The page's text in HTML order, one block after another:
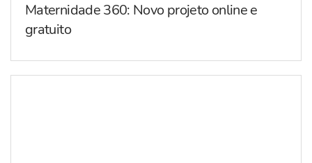
Maternidade 360: Novo projeto online e
gratuito